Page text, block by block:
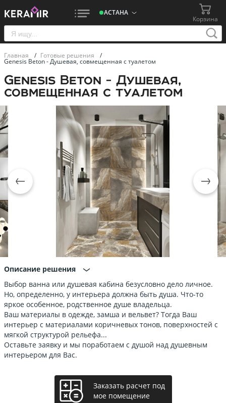
АСТАНА
Корзина
Главная / Готовые решения /
Genesis Beton - Душевая, совмещенная с туалетом
Genesis Beton - Душевая,
совмещенная с туалетом
Описание решения
Выбор ванна или душевая кабина безусловно дело личное.
Но, определенно, у интерьера должна быть душа. Что-то
яркое особенное, родственное душе владельца.
Ваш материалы в одежде, замша и вельвет? Тогда Ваш
интерьер с материалами коричневых тонов, поверхностей с
мягкой структурой рельефа...
Оставьте заявку и мы поработаем с душой над душевным
интерьером для Вас.
Заказать расчет под
мое помещение